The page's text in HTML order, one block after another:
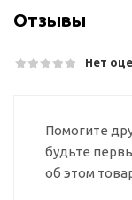
Отзывы
Нет
Помогите
будьте
об этом